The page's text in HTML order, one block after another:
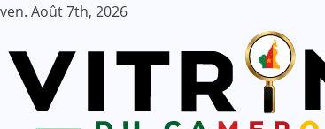
Skip
content
ven. Août 7th, 2026